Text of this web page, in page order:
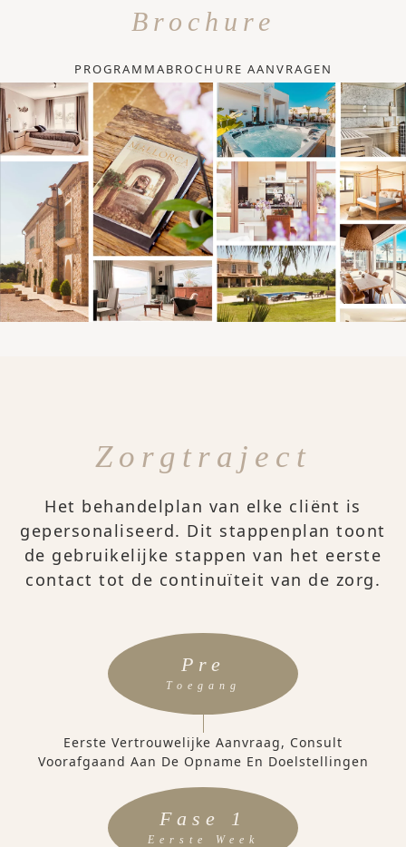
Brochure
PROGRAMMABROCHURE AANVRAGEN
Zorgtraject
Het behandelplan van elke cliënt is
gepersonaliseerd. Dit stappenplan toont
de gebruikelijke stappen van het eerste
contact tot de continuïteit van de zorg.
Pre
Toegang
Eerste Vertrouwelijke Aanvraag, Consult
Voorafgaand Aan De Opname En Doelstellingen
Fase 1
Eerste Week